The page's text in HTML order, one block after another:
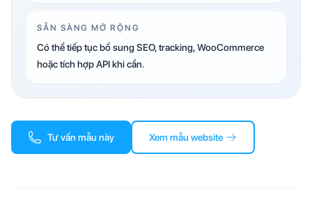
SẴN SÀNG MỞ RỘNG
Có thể tiếp tục bổ sung SEO, tracking, WooCommerce
hoặc tích hợp API khi cần.
Tư vấn mẫu này Xem mẫu website